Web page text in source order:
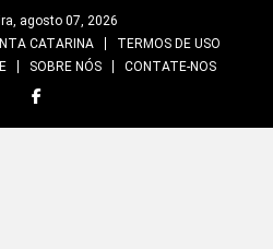
agosto 07, 2026
CATARINA
TERMOS DE USO
SOBRE NÓS CONTATE-NOS